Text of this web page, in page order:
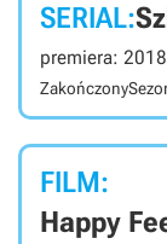
SERIAL:
premiera: 2018
Zakończony
FILM:
Happy